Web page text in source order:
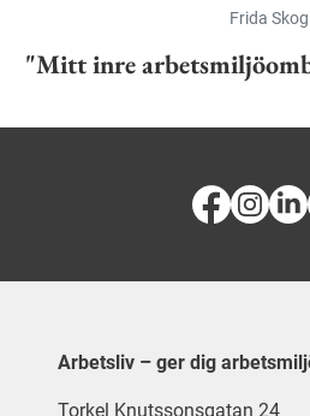
Frida Skog
"Mitt inre
Arbetsliv – ger dig
Torkel Knutssonsgatan 24